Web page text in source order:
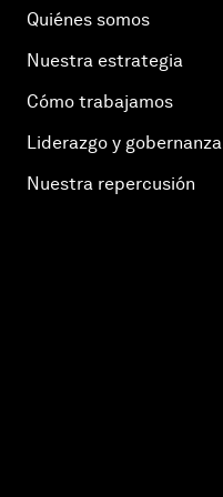
Quiénes somos
Nuestra estrategia
Cómo trabajamos
Liderazgo y gobernanza
Nuestra repercusión